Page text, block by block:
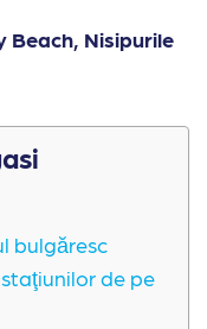
Beach, Nisipurile
bulgăresc
de pe